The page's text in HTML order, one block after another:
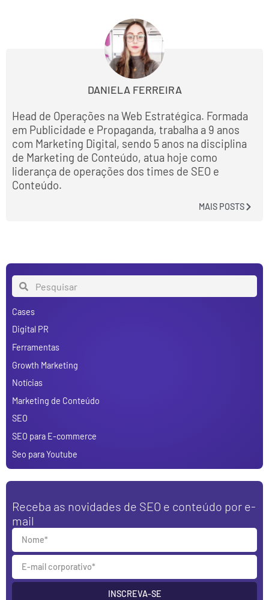
DANIELA FERREIRA
Head de Operações na Web Estratégica. Formada
em Publicidade e Propaganda, trabalha a 9 anos
com Marketing Digital, sendo 5 anos na disciplina
de Marketing de Conteúdo, atua hoje como
liderança de operações dos times de SEO e
Conteúdo.
MAIS POSTS
Cases
Digital PR
Ferramentas
Growth Marketing
Notícias
Marketing de Conteúdo
SEO
SEO para E-commerce
Seo para Youtube
Receba as novidades de SEO e conteúdo por e-
mail
INSCREVA-SE